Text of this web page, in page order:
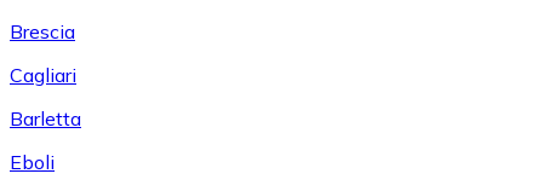
Brescia
Cagliari
Barletta
Eboli